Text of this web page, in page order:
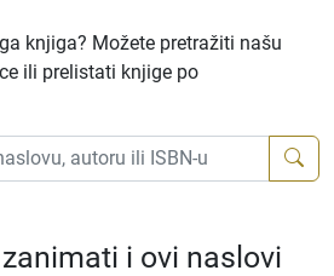
knjiga? Možete pretražiti našu
ili prelistati knjige po
i ovi naslovi